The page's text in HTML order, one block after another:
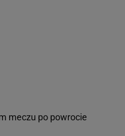
meczu po powrocie